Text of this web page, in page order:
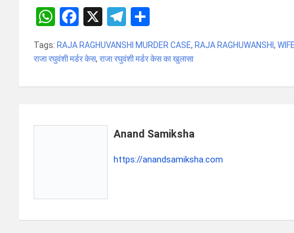
W
h
at
A
p
F
a
ce
o
k
X
T
el
e
a
h
ar
Tags: RAJA RAGHUVANSHI MURDER CASE, RAJA RAGHUWANSHI ,
राजा रघुवंशी मर्डर केस, राजा रघुवंशी मर्डर केस का खुलासा
Anand Samiksha
https://anandsamiksha.com